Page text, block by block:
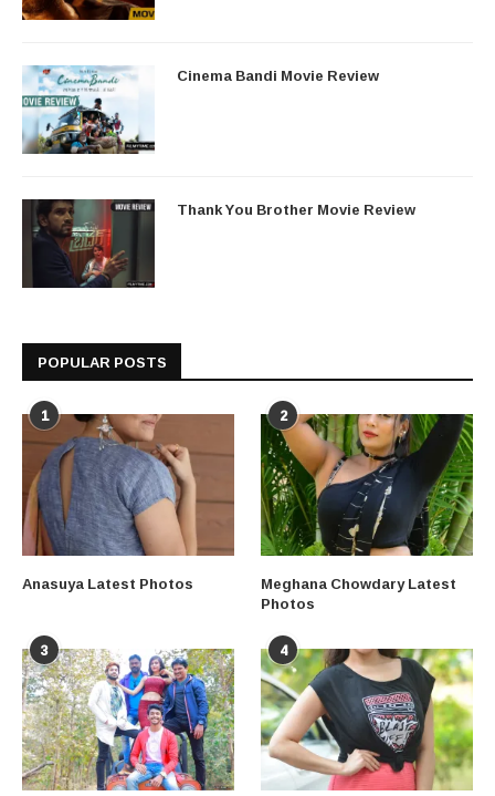
Cinema Bandi Movie Review
Thank You Brother Movie Review
POPULAR POSTS
1
Anasuya Latest Photos
2
Meghana Chowdary Latest
Photos
3 4